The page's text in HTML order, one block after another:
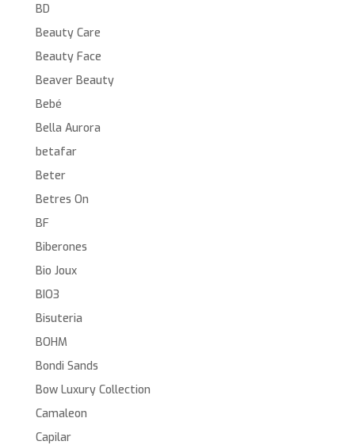
BD
Beauty Care
Beauty Face
Beaver Beauty
Bebé
Bella Aurora
betafar
Beter
Betres On
BF
Biberones
Bio Joux
BIO3
Bisuteria
BOHM
Bondi Sands
Bow Luxury Collection
Camaleon
Capilar